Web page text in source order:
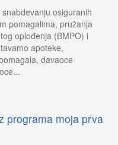
osiguranih
pomagalima, pružanja
oplođenja (BMPO) i
apoteke,
davaoce
programa moja prva